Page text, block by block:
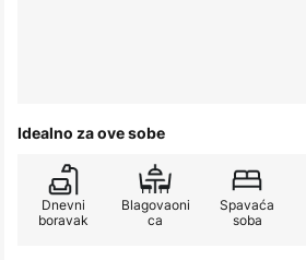
Idealno za ove sobe
Dnevni
boravak
Blagovaoni
ca
Spavaća
soba